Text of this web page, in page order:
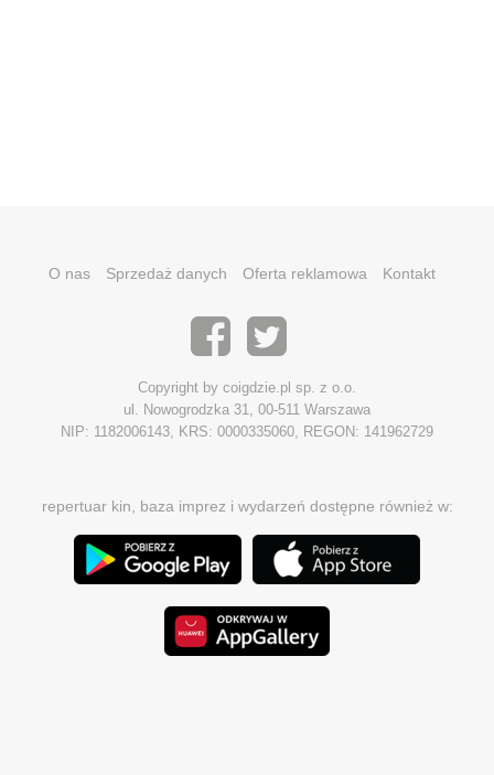
O nas Sprzedaż danych Oferta reklamowa Kontakt
Copyright by coigdzie.pl sp. z o.o.
ul. Nowogrodzka 31, 00-511 Warszawa
NIP: 1182006143, KRS: 0000335060, REGON: 141962729
repertuar kin, baza imprez i wydarzeń dostępne również w: